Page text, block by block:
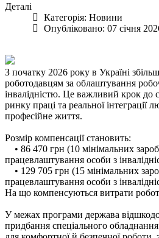
Деталі
Категорія: Новини
Опубліковано: 07 січня
З початку 2026 року в Україні
роботодавцям за облаштування
інвалідністю. Це важливий крок до
ринку праці та реальної інтеграції
професійне життя.
Розмір компенсації становить:
• 86 470 грн (10 мінімальних
працевлаштування особи з
• 129 705 грн (15 мінімальних
працевлаштування особи з
На що компенсуються витрати
У межах програми держава
придбання спеціального обладнання